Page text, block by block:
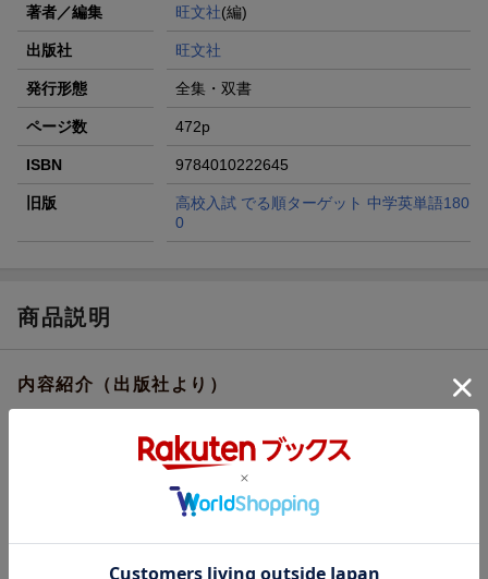
著者／編集 旺文社(編)
出版社 旺文社
発行形態 全集・双書
ページ数 472p
ISBN 9784010222645
旧版
高校入試 でる順ターゲット 中学英単語180
0
商品説明
内容紹介（出版社より）
高校入試の過去問題を分析して選んだ、頻出の1800語を「でる
順」に5つのレベルに分けて配列しました。入試によくでる順に学
習できるので、重要な単語を効率的に覚えることができます。ま
た、例文が豊富に入っているので、単語の意味はもちろん、使い
方もよくわかります。
紙面上の二次元コードから英単語や例文の音声を再生することが